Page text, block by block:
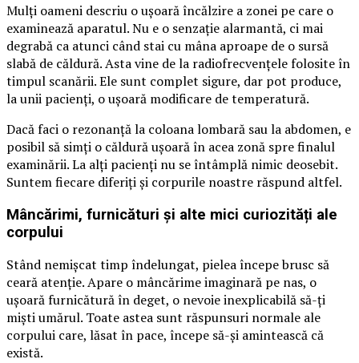
Mulți oameni descriu o ușoară încălzire a zonei pe care o
examinează aparatul. Nu e o senzație alarmantă, ci mai
degrabă ca atunci când stai cu mâna aproape de o sursă
slabă de căldură. Asta vine de la radiofrecvențele folosite în
timpul scanării. Ele sunt complet sigure, dar pot produce,
la unii pacienți, o ușoară modificare de temperatură.
Dacă faci o rezonanță la coloana lombară sau la abdomen, e
posibil să simți o căldură ușoară în acea zonă spre finalul
examinării. La alți pacienți nu se întâmplă nimic deosebit.
Suntem fiecare diferiți și corpurile noastre răspund altfel.
Mâncărimi, furnicături și alte mici curiozități ale
corpului
Stând nemișcat timp îndelungat, pielea începe brusc să
ceară atenție. Apare o mâncărime imaginară pe nas, o
ușoară furnicătură în deget, o nevoie inexplicabilă să-ți
miști umărul. Toate astea sunt răspunsuri normale ale
corpului care, lăsat în pace, începe să-și amintească că
există.